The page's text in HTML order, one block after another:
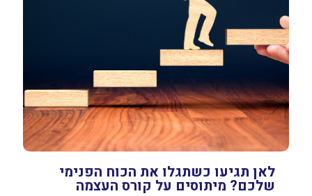
לאן תגיעו כשתגלו את הכוח הפנימי
שלכם? מיתוסים על קורס העצמה